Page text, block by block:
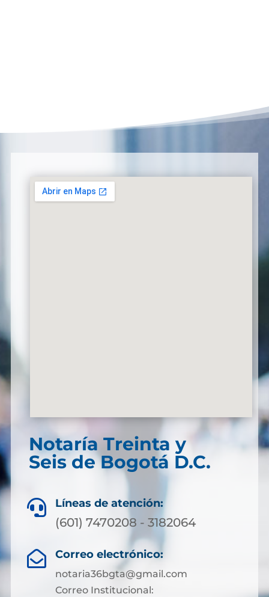
Notaría Treinta y
Seis de Bogotá D.C.
 Líneas de atención:
(601) 7470208 - 3182064
 Correo electrónico:
notaria36bgta@gmail.com
Correo Institucional: